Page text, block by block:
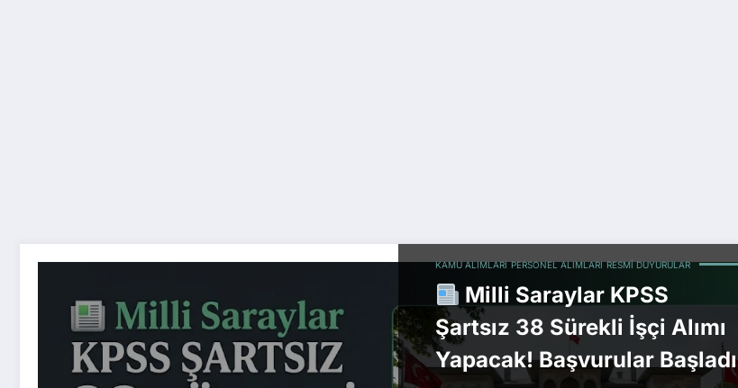
KAMU ALIMLARI PERSONEL ALIMLARI RESMI DUYURULAR
Milli Saraylar KPSS
Şartsız 38 Sürekli İşçi Alımı
Yapacak! Başvurular Başladı